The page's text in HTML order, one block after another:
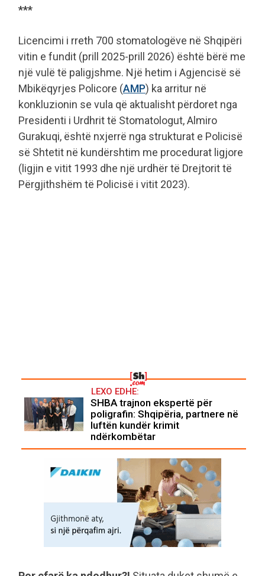
***
Licencimi i rreth 700 stomatologëve në Shqipëri
vitin e fundit (prill 2025-prill 2026) është bërë me
një vulë të paligjshme. Një hetim i Agjencisë së
Mbikëqyrjes Policore (AMP) ka arritur në
konkluzionin se vula që aktualisht përdoret nga
Presidenti i Urdhrit të Stomatologut, Almiro
Gurakuqi, është nxjerrë nga strukturat e Policisë
së Shtetit në kundërshtim me procedurat ligjore
(ligjin e vitit 1993 dhe një urdhër të Drejtorit të
Përgjithshëm të Policisë i vitit 2023).
LEXO EDHE:
SHBA trajnon ekspertë për
poligrafin: Shqipëria, partnere në
luftën kundër krimit
ndërkombëtar